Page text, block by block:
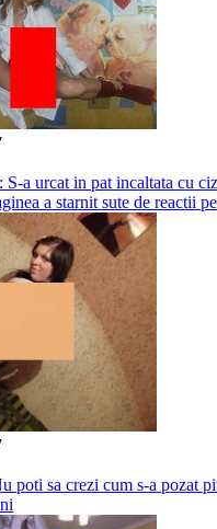
a urcat in pat incaltata cu
a starnit sute de reactii
poti sa crezi cum s-a pozat